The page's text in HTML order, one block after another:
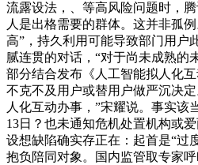
流露设法，、等高风险问题时，
人是出格需要的群体。这并非孤
高”，持久利用可能导致部门用户
腻连贯的对话，“对于尚未成熟的
部分结合发布《人工智能拟人化
不克不及用户或替用户做严沉决
人化互动办事，”宋耀说。事实该
13日？也未通知危机处置机构或
设想缺陷确实存正在：起首是“过
抱负陪同对象。国内监管取专家